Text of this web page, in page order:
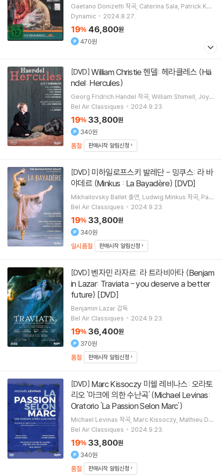
Gaetano Donizetti 작곡 Caterina Sala Patrick Kab
ongo Vito Priante노래 외 3명
Dynamic 2024.8.27.
19% 46,800원
470원
[DVD] William Christie 헨델: 헤라클레스 (Hä
ndel: Hercules)
Georg Fridrich Handel 작곡 William Shimell Joyc
e DiDonato노래 William Christie
Bel Air Classiques 2024.9.23.
19% 33,800원
340원
품절
판매시작 알림신청
[DVD]
야데르 (Minkus : La Bayadère) [DVD]
Mikhailovsky Ballet 출연 Ludwig Minkus 작곡 Pav
el Sorokin지휘
Bel Air Classiques 2024.9.23.
19% 33,800원
340원
일시품절
판매시작 알림신청
[DVD]
in Lazar: Traviata - you deserve a better
future) [DVD]
Benjamin Lazar감독
Bel Air Classiques
2024.9.23.
19% 36,400원
370원
품절
판매시작 알림신청
[DVD]
리오 '마크에 의한 수난곡' (Michael Levinas:
Oratorio 'La Passion Selon Marc')
Michael Levinas 작곡 Marc Kissoczy Mathieu Du
broca Guilhem Terrail노래 외 4명
Bel Air Classiques 2024.9.23.
19% 33,800원
340원
품절
판매시작 알림신청